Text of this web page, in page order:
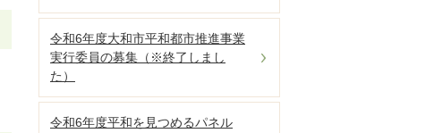
令和6年度大和市平和都市推進事業
実行委員の募集（※終了しまし
た）
令和6年度平和を見つめるパネル